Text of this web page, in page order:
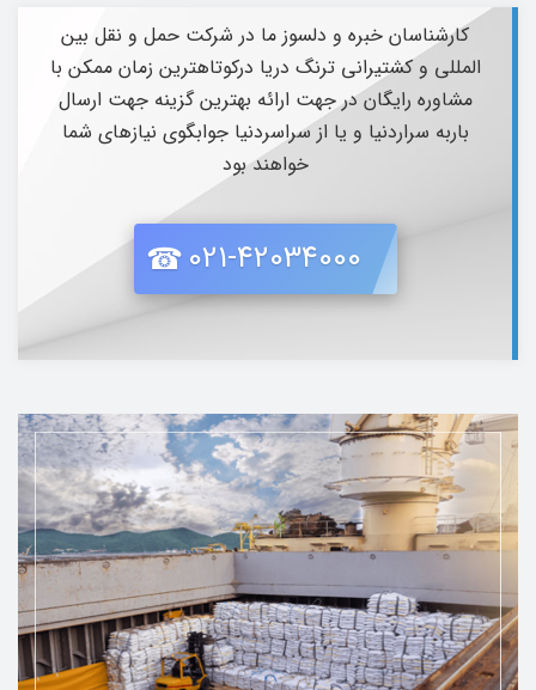
کارشناسان خبره و دلسوز ما در شرکت حمل و نقل بین
المللی و کشتیرانی ترنگ دریا درکوتاهترین زمان ممکن با
مشاوره رایگان در جهت ارائه بهترین گزینه جهت ارسال
باربه سراردنیا و یا از سراسردنیا جوابگوی نیازهای شما
خواهند بود
021-42034000